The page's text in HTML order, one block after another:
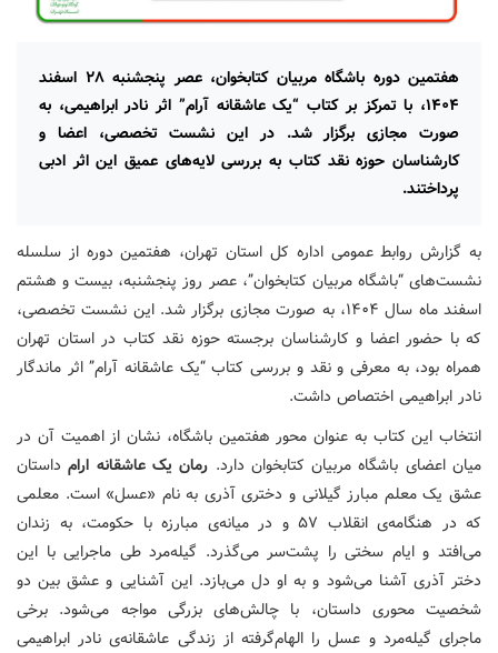
هفتمین دوره باشگاه مربیان کتابخوان، عصر پنجشنبه ۲۸ اسفند
۱۴۰۴، با تمرکز بر کتاب “یک عاشقانه آرام” اثر نادر ابراهیمی، به
صورت مجازی برگزار شد. در این نشست تخصصی، اعضا و
کارشناسان حوزه نقد کتاب به بررسی لایه‌های عمیق این اثر ادبی
پرداختند.
به گزارش روابط عمومی اداره کل استان تهران، هفتمین دوره از سلسله
نشست‌های “باشگاه مربیان کتابخوان”، عصر روز پنجشنبه، بیست و هشتم
اسفند ماه سال ۱۴۰۴، به صورت مجازی برگزار شد. این نشست تخصصی،
که با حضور اعضا و کارشناسان برجسته حوزه نقد کتاب در استان تهران
همراه بود، به معرفی و نقد و بررسی کتاب “یک عاشقانه آرام” اثر ماندگار
نادر ابراهیمی اختصاص داشت.
انتخاب این کتاب به عنوان محور هفتمین باشگاه، نشان از اهمیت آن در
میان اعضای باشگاه مربیان کتابخوان دارد. رمان یک عاشقانه ارامداستان
عشق یک معلم مبارز گیلانی و دختری آذری به نام «عسل» است. معلمی
که در هنگامه‌ی انقلاب ۵۷ و در میانه‌ی مبارزه با حکومت، به زندان
می‌افتد و ایام سختی را پشت‌سر می‌گذرد. گیله‌مرد طی ماجرایی با این
دختر آذری آشنا می‌شود و به او دل می‌بازد. این آشنایی و عشق بین دو
شخصیت محوری داستان، با چالش‌های بزرگی مواجه می‌شود. برخی
ماجرای گیله‌مرد و عسل را الهام‌گرفته از زندگی عاشقانه‌ی نادر ابراهیمی